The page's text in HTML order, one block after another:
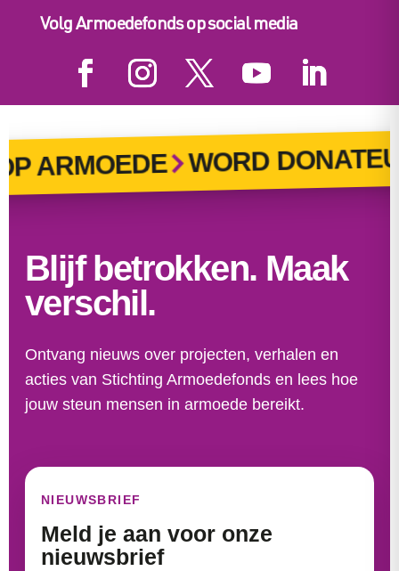
Volg Armoedefonds op social media
WORD DONATEUR
Blijf betrokken. Maak
verschil.
Ontvang nieuws over projecten, verhalen en
acties van Stichting Armoedefonds en lees hoe
jouw steun mensen in armoede bereikt.
NIEUWSBRIEF
Meld je aan voor onze
nieuwsbrief